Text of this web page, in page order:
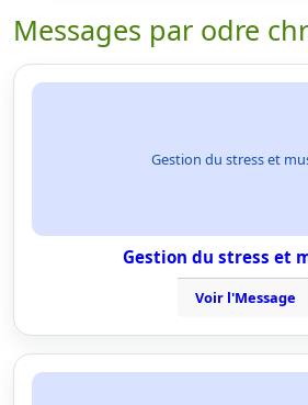
Messages par odre
Gestion du stress et
Gestion du stress et
Voir l'Message